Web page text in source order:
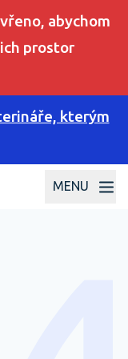
abychom
prostor
kterým
MENU